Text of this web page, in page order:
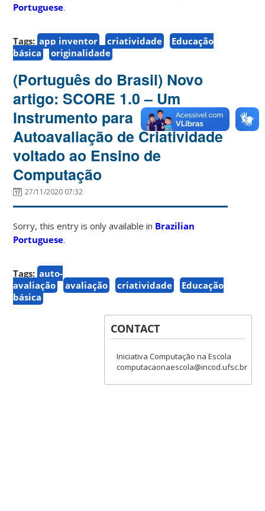
Portuguese.
Tags: app inventor criatividade
Educação
básica
originalidade
(Português do Brasil) Novo
artigo: SCORE 1.0 – Um
Instrumento para
Autoavaliação de Criatividade
voltado ao Ensino de
Computação
27/11/2020 07:32
Sorry, this entry is only available in Brazilian
Portuguese.
Tags: auto-
avaliação
avaliação criatividade
Educação
básica
CONTACT
Iniciativa Computação na Escola
computacaonaescola@incod.ufsc.br